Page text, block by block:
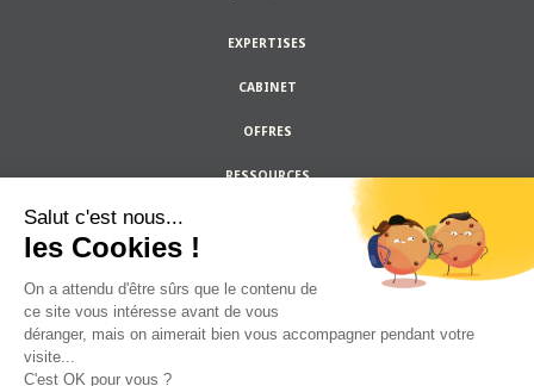
EXPERTISES
CABINET
OFFRES
RESSOURCES
CONTACTEZ-NOUS
Salut c'est nous...
les Cookies !
On a attendu d'être sûrs que le contenu de
ce site vous intéresse avant de vous
déranger, mais on aimerait bien vous accompagner pendant votre
visite...
C'est OK pour vous ?